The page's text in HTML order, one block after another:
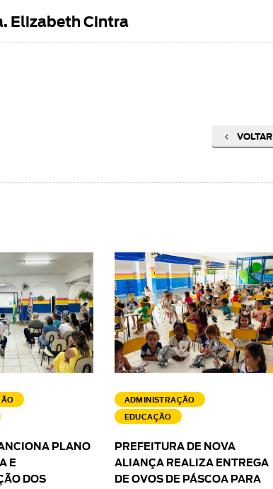
Elizabeth Cintra
VOLTAR
PLANO
E
DOS
ADMINISTRAÇÃO
EDUCAÇÃO
PREFEITURA DE NOVA
ALIANÇA REALIZA ENTREGA
DE OVOS DE PÁSCOA PARA